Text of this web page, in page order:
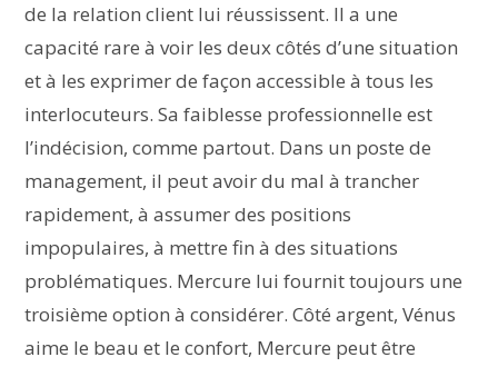
de la relation client lui réussissent. Il a une
capacité rare à voir les deux côtés d’une situation
et à les exprimer de façon accessible à tous les
interlocuteurs. Sa faiblesse professionnelle est
l’indécision, comme partout. Dans un poste de
management, il peut avoir du mal à trancher
rapidement, à assumer des positions
impopulaires, à mettre fin à des situations
problématiques. Mercure lui fournit toujours une
troisième option à considérer. Côté argent, Vénus
aime le beau et le confort, Mercure peut être